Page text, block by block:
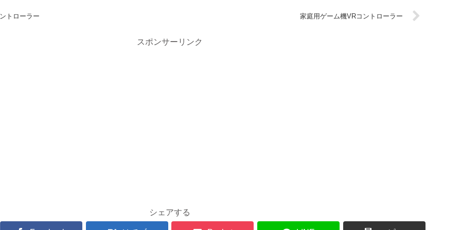
トローラー 家庭用ゲーム機VRコントローラー
スポンサーリンク
シェアする